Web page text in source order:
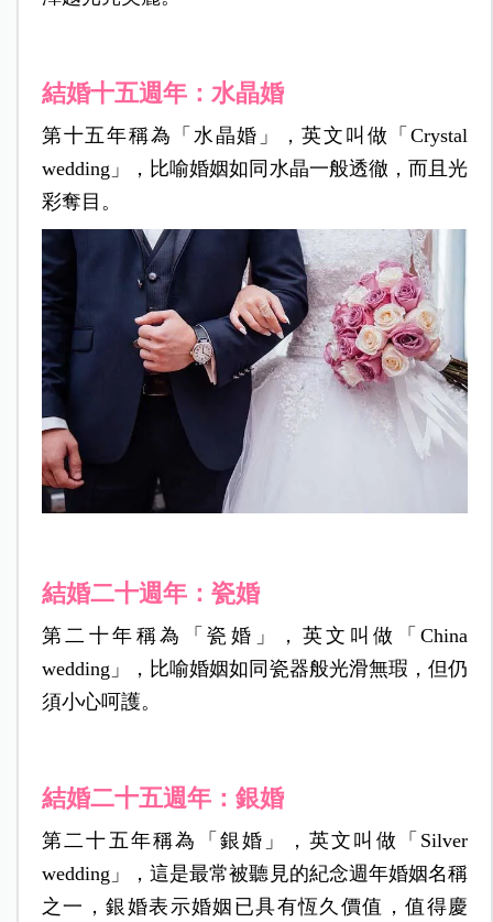
結婚十五週年：水晶婚
第十五年稱為「水晶婚」，英文叫做「Crystal
wedding」，比喻婚姻如同水晶一般透徹，而且光
彩奪目。
結婚二十週年：瓷婚
第二十年稱為「瓷婚」，英文叫做「China
wedding」，比喻婚姻如同瓷器般光滑無瑕，但仍
須小心呵護。
結婚二十五週年：銀婚
第二十五年稱為「銀婚」，英文叫做「Silver
wedding」，這是最常被聽見的紀念週年婚姻名稱
之一，銀婚表示婚姻已具有恆久價值，值得慶